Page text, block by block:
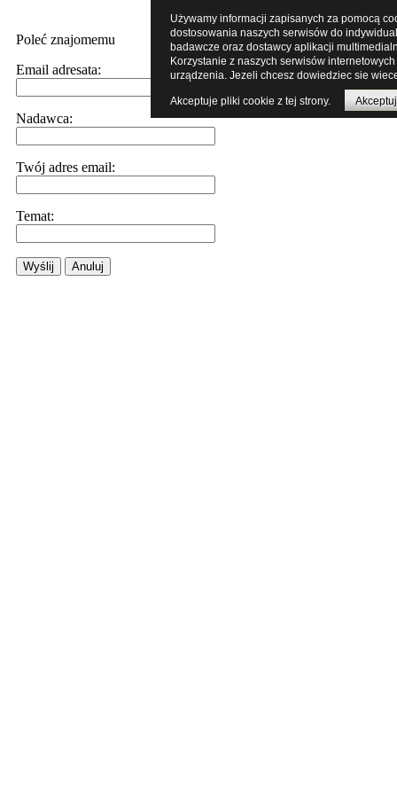
Poleć znajomemu
Email adresata:
Nadawca:
Twój adres email:
Temat:
Wyślij Anuluj
Używamy informacji zapisanych za pomocą
dostosowania naszych serwisów do
badawcze oraz dostawcy aplikacji
Korzystanie z naszych serwisów
urządzenia. Jezeli chcesz dowiedziec sie
Akceptuje pliki cookie z tej strony. Akceptuj